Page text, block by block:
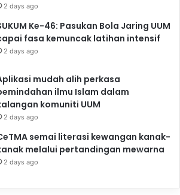
2 days ago
Ke-46: Pasukan Bola Jaring UUM
fasa kemuncak latihan intensif
2 days ago
mudah alih perkasa
ilmu Islam dalam
komuniti UUM
2 days ago
semai literasi kewangan kanak-
melalui pertandingan mewarna
2 days ago